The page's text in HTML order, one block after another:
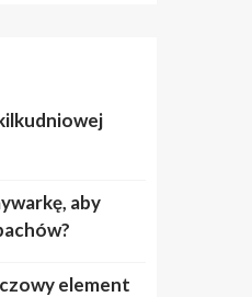
aby
element